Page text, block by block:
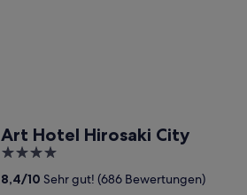
Art Hotel Hirosaki City
4
out
of
8,4/10 Sehr gut! (686 Bewertungen)